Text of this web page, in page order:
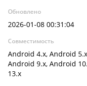
Обновлено
2026-01-08 00:31:04
Совместимость
Android 4.x, Android
Android 9.x, Android
13.x